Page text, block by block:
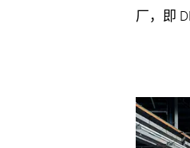
厂，即